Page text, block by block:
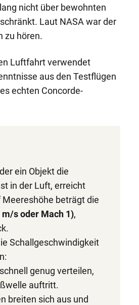
nicht über bewohnten
Laut NASA war der
zu hören.
Luftfahrt verwendet
aus den Testflügen
echten Concorde-
ein Objekt die
in der Luft, erreicht
beträgt die
s oder Mach 1),
Schallgeschwindigkeit
genug verteilen,
auftritt.
breiten sich aus und